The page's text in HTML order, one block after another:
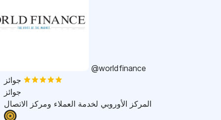
@worldfinance
جوائز
المركز الأوروبي لخدمة العملاء ومركز الاتصال